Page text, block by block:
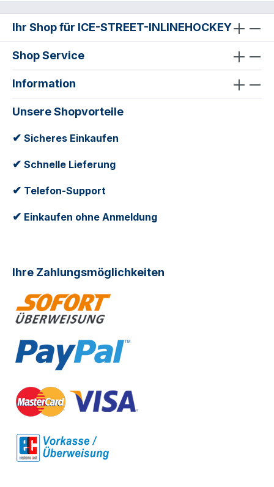
Ihr Shop für ICE-STREET-INLINEHOCKEY
Shop Service
Information
Unsere Shopvorteile
✔ Sicheres Einkaufen
✔ Schnelle Lieferung
✔ Telefon-Support
✔ Einkaufen ohne Anmeldung
Ihre Zahlungsmöglichkeiten